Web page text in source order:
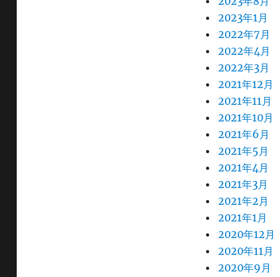
2023年1月
2022年7月
2022年4月
2022年3月
2021年12月
2021年11月
2021年10月
2021年6月
2021年5月
2021年4月
2021年3月
2021年2月
2021年1月
2020年12月
2020年11月
2020年9月